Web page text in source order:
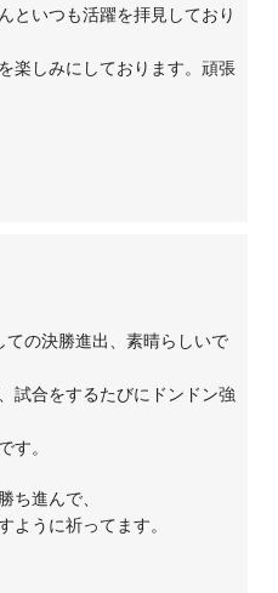
といつも活躍を拝見しており
楽しみにしております。頑張
の決勝進出、素晴らしいで
試合をするたびにドンドン強
す。
ち進んで、
ように祈ってます。